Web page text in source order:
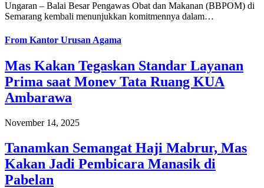
Ungaran – Balai Besar Pengawas Obat dan Makanan (BBPOM) di
Semarang kembali menunjukkan komitmennya dalam…
From Kantor Urusan Agama
Mas Kakan Tegaskan Standar Layanan
Prima saat Monev Tata Ruang KUA
Ambarawa
November 14, 2025
Tanamkan Semangat Haji Mabrur, Mas
Kakan Jadi Pembicara Manasik di
Pabelan